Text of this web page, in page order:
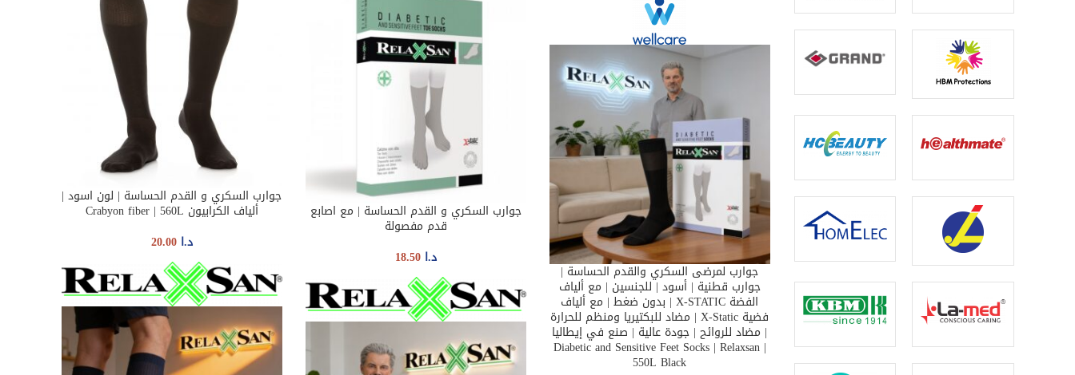
SELECT OPTIONS
جوارب السكري و القدم الحساسة | لون اسود |
ألياف الكرابيون Crabyon fiber | 560L
د.ا 20.00
SELECT OPTIONS
جوارب السكري و القدم الحساسة | مع اصابع
قدم مفصولة
د.ا 18.50
SELECT OPTIONS
جوارب لمرضى السكري والقدم الحساسة |
جوارب قطنية | أسود | للجنسين | مع ألياف
الفضة X-STATIC | بدون ضغط | مع ألياف
فضية X-Static | مضاد للبكتيريا ومنظم للحرارة
| مضاد للروائح | جودة عالية | صنع في إيطاليا
| Diabetic and Sensitive Feet Socks | Relaxsan
550L Black